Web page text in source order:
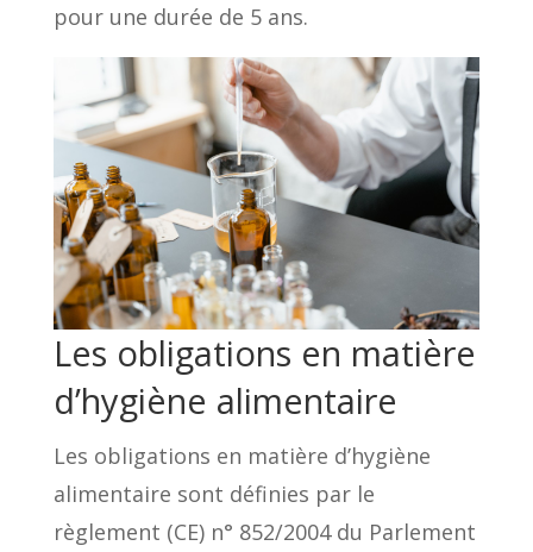
pour une durée de 5 ans.
Les obligations en matière
d’hygiène alimentaire
Les obligations en matière d’hygiène
alimentaire sont définies par le
règlement (CE) n° 852/2004 du Parlement